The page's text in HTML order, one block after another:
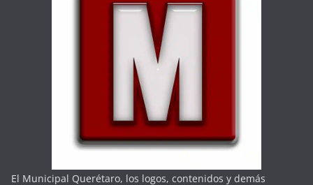
El Municipal Querétaro, los logos, contenidos y demás